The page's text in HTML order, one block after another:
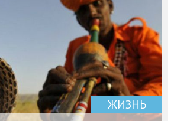
ЖИЗНЬ